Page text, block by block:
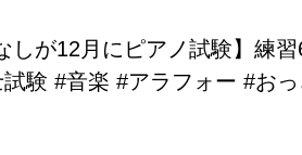
しが12月にピアノ試験】練
試験 #音楽 #アラフォー #お